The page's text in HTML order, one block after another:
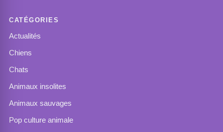
CATÉGORIES
Actualités
Chiens
Chats
Animaux insolites
Animaux sauvages
Pop culture animale